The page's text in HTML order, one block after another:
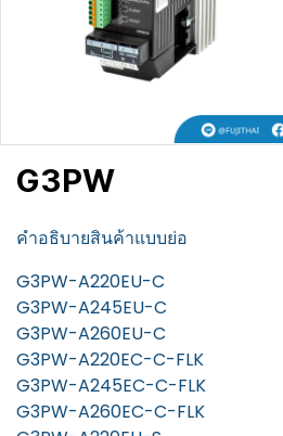
G3PW
คำอธิบายสินค้าแบบย่อ
G3PW-A220EU-C
G3PW-A245EU-C
G3PW-A260EU-C
G3PW-A220EC-C-FLK
G3PW-A245EC-C-FLK
G3PW-A260EC-C-FLK